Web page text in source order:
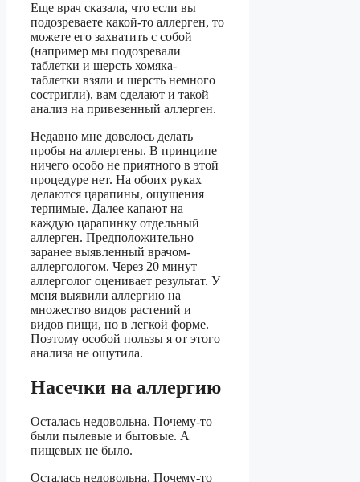
Еще врач сказала, что если вы
подозреваете какой-то аллерген, то
можете его захватить с собой
(например мы подозревали
таблетки и шерсть хомяка-
таблетки взяли и шерсть немного
состригли), вам сделают и такой
анализ на привезенный аллерген.
Недавно мне довелось делать
пробы на аллергены. В принципе
ничего особо не приятного в этой
процедуре нет. На обоих руках
делаются царапины, ощущения
терпимые. Далее капают на
каждую царапинку отдельный
аллерген. Предположительно
заранее выявленный врачом-
аллергологом. Через 20 минут
аллерголог оценивает результат. У
меня выявили аллергию на
множество видов растений и
видов пищи, но в легкой форме.
Поэтому особой пользы я от этого
анализа не ощутила.
Насечки на аллергию
Осталась недовольна. Почему-то
были пылевые и бытовые. А
пищевых не было.
Осталась недовольна. Почему-то